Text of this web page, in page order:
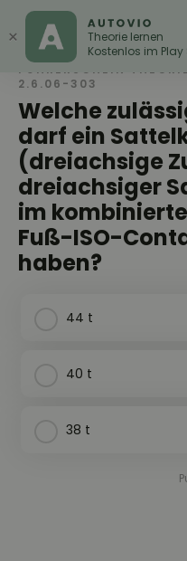
AUTOVIO
Welche
darf ein
(dreiachsige
dreiachsiger
im
Fuß-ISO-
haben?
FÜHRERSCHEIN
2.6.06-303
44 t
40 t
38 t
× AUTOVIO
Theorie lernen
Kostenlos im Play